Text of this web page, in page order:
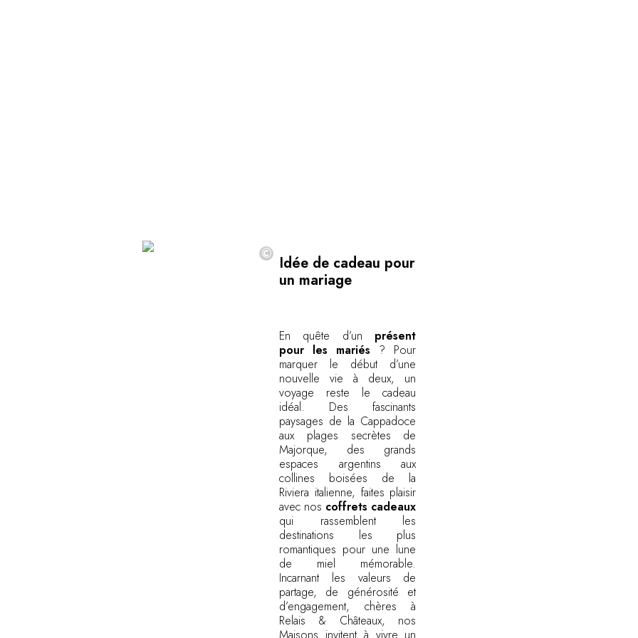
© Idée de cadeau pour
un mariage
En quête d’un présent
pour les mariés ? Pour
marquer le début d’une
nouvelle vie à deux, un
voyage reste le cadeau
idéal. Des fascinants
paysages de la Cappadoce
aux plages secrètes de
Majorque, des grands
espaces argentins aux
collines boisées de la
Riviera italienne, faites plaisir
avec nos coffrets cadeaux
qui rassemblent les
destinations les plus
romantiques pour une lune
de miel mémorable.
Incarnant les valeurs de
partage, de générosité et
d’engagement, chères à
Relais & Châteaux, nos